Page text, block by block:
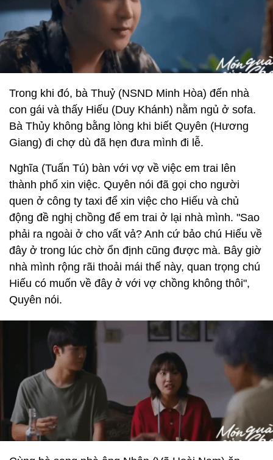
Trong khi đó, bà Thuỷ (NSND Minh Hòa) đến nhà
con gái và thấy Hiếu (Duy Khánh) nằm ngủ ở sofa.
Bà Thủy không bằng lòng khi biết Quyên (Hương
Giang) đi chợ dù đã hẹn đưa mình đi lễ.
Nghĩa (Tuấn Tú) bàn với vợ về việc em trai lên
thành phố xin việc. Quyên nói đã gọi cho người
quen ở công ty taxi để xin việc cho Hiếu và chủ
động đề nghị chồng để em trai ở lại nhà mình. "Sao
phải ra ngoài ở cho vất vả? Anh cứ bảo chú Hiếu về
đây ở trong lúc chờ ổn định cũng được mà. Bây giờ
nhà mình rộng rãi thoải mái thế này, quan trọng chú
Hiếu có muốn về đây ở với vợ chồng không thôi",
Quyên nói.